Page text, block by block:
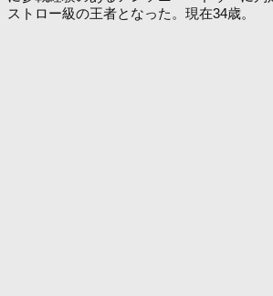
ストロー級の王者となった。現在34歳。